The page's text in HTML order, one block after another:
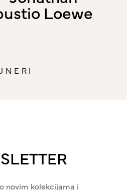
Loewe
novim kolekcijama i